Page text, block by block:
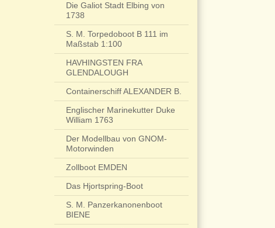
Die Galiot Stadt Elbing von
1738
S. M. Torpedoboot B 111 im
Maßstab 1:100
HAVHINGSTEN FRA
GLENDALOUGH
Containerschiff ALEXANDER B.
Englischer Marinekutter Duke
William 1763
Der Modellbau von GNOM-
Motorwinden
Zollboot EMDEN
Das Hjortspring-Boot
S. M. Panzerkanonenboot
BIENE